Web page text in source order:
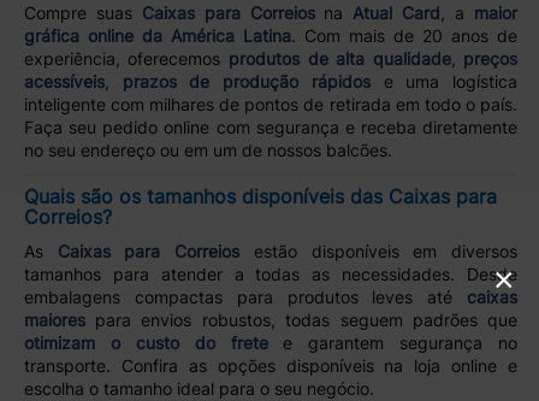
Compre suas Caixas para Correiosna Atual Card , a maior
gráfica online da América Latina. Com mais de 20 anos de
experiência, oferecemos produtos de alta qualidade, preços
acessíveis, prazos de produção rápidose uma logística
inteligente com milhares de pontos de retirada em todo o país.
Faça seu pedido online com segurança e receba diretamente
no seu endereço ou em um de nossos balcões.
Quais são os tamanhos disponíveis das Caixas para
Correios?
As Caixas para Correios estão disponíveis em diversos
tamanhos para atender a todas as necessidades. Desde
embalagens compactas para produtos leves até caixas
maiorespara envios robustos, todas seguem padrões que
otimizam o custo do fretee garantem segurança no
transporte. Confira as opções disponíveis na loja online e
escolha o tamanho ideal para o seu negócio.
×